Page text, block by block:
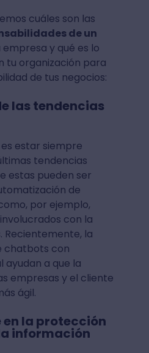
cuáles son las
de un
y qué es lo
tu organización para
de tus negocios:
las tendencias
es estar siempre
tendencias
estas pueden ser
de
por ejemplo,
con la
Recientemente, la
chatbots con
ayudan a que la
empresas y el cliente
ágil.
en la protección
información